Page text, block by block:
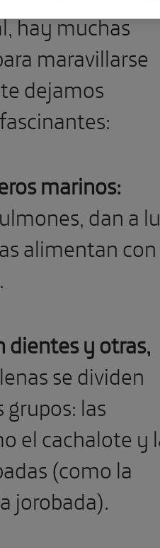
hay muchas
maravillarse
dejamos
marinos:
dan a
alimentan con
dientes y otras,
se dividen
grupos: las
el cachalote y
(como la
jorobada).